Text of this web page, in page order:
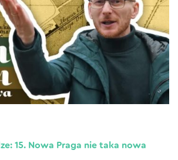
15. Nowa Praga nie taka nowa